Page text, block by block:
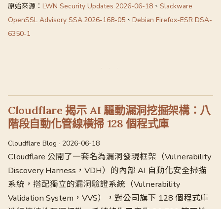
原始來源： LWN Security Updates 2026-06-18 、 Slackware
OpenSSL Advisory SSA:2026-168-05 、 Debian Firefox-ESR DSA-
6350-1
Cloudflare 揭示 AI 驅動漏洞挖掘架構：八
階段自動化管線橫掃 128 個程式庫
Cloudflare Blog · 2026-06-18
Cloudflare 公開了一套名為漏洞發現框架（Vulnerability
Discovery Harness，VDH）的內部 AI 自動化安全掃描
系統，搭配獨立的漏洞驗證系統（Vulnerability
Validation System，VVS），對公司旗下 128 個程式庫